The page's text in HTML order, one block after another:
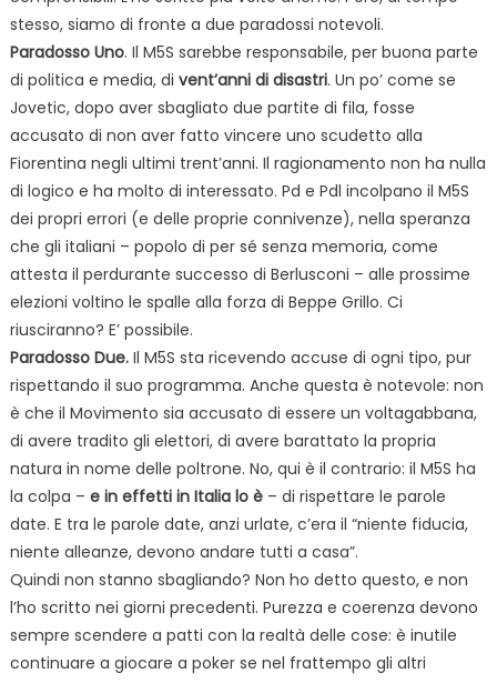
stesso, siamo di fronte a due paradossi notevoli.
Paradosso Uno. Il M5S sarebbe responsabile, per buona parte
di politica e media, di vent’anni di disastri. Un po’ come se
Jovetic, dopo aver sbagliato due partite di fila, fosse
accusato di non aver fatto vincere uno scudetto alla
Fiorentina negli ultimi trent’anni. Il ragionamento non ha nulla
di logico e ha molto di interessato. Pd e Pdl incolpano il M5S
dei propri errori (e delle proprie connivenze), nella speranza
che gli italiani – popolo di per sé senza memoria, come
attesta il perdurante successo di Berlusconi – alle prossime
elezioni voltino le spalle alla forza di Beppe Grillo. Ci
riusciranno? E’ possibile.
Paradosso Due.Il M5S sta ricevendo accuse di ogni tipo, pur
rispettando il suo programma. Anche questa è notevole: non
è che il Movimento sia accusato di essere un voltagabbana,
di avere tradito gli elettori, di avere barattato la propria
natura in nome delle poltrone. No, qui è il contrario: il M5S ha
la colpa – e in effetti in Italia lo è– di rispettare le parole
date. E tra le parole date, anzi urlate, c’era il “niente fiducia,
niente alleanze, devono andare tutti a casa”.
Quindi non stanno sbagliando? Non ho detto questo, e non
l’ho scritto nei giorni precedenti. Purezza e coerenza devono
sempre scendere a patti con la realtà delle cose: è inutile
continuare a giocare a poker se nel frattempo gli altri